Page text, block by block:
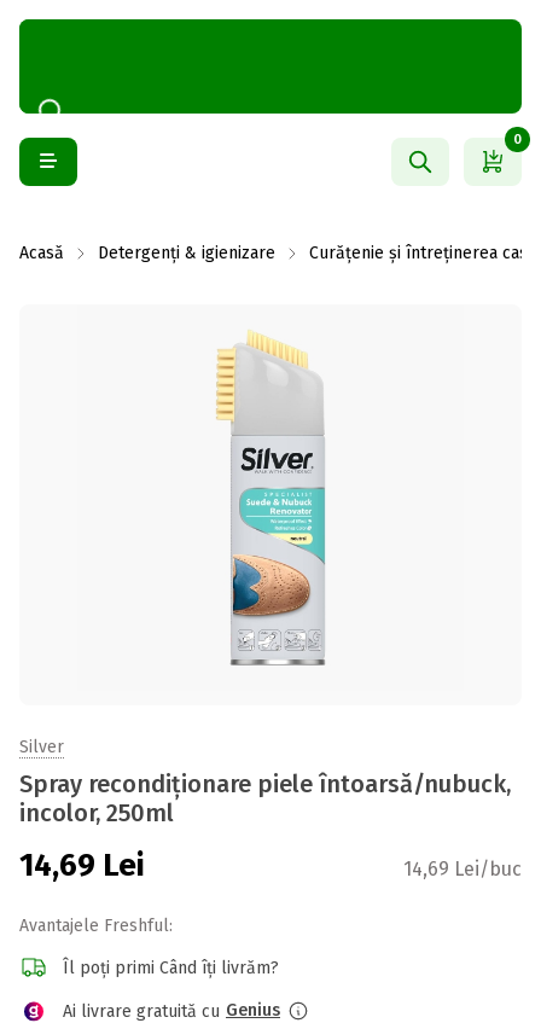
0
Acasă Detergenți & igienizare Curățenie și întreținerea casei
Silver
Spray recondiționare piele întoarsă/nubuck,
incolor, 250ml
14,69 Lei 14,69 Lei/buc
Avantajele Freshful:
Îl poți primi Când îți livrăm?
Ai livrare gratuită cu Genius